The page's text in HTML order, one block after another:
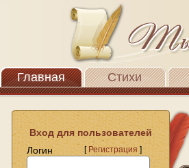
Главная Стихи
Вход для пользователей
Логин
[Регистрация]